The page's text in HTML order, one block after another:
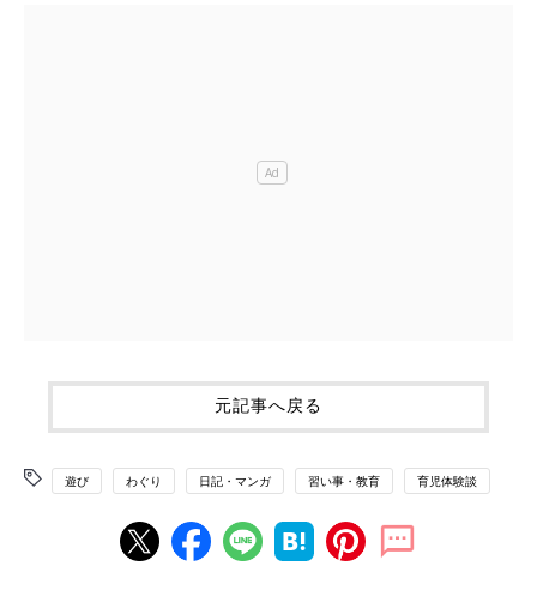
元記事へ戻る
遊び わぐり 日記・マンガ 習い事・教育 育児体験談